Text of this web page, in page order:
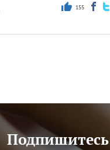
155
Подпишитесь